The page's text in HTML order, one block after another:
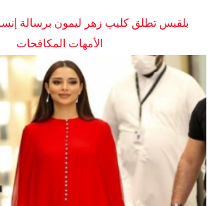
بلقيس تطلق كليب زهر ليمون برسالة
الأمهات المكافحات